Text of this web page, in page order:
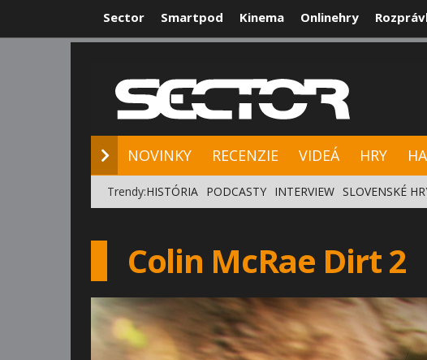
Sector Smartpod Kinema Onlinehry
NOVINKY RECENZIE VIDEÁ HRY
Trendy:HISTÓRIA PODCASTY INTERVIEW SLOVENSKÉ
Colin McRae Dirt 2